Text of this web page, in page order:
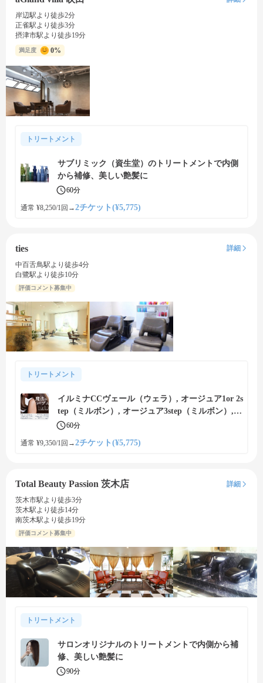
岸辺駅より徒歩2分
正雀駅より徒歩3分
摂津市駅より徒歩19分
満足度 0%
トリートメント
サブリミック（資生堂）のトリートメントで内側
から補修、美しい艶髪に
60分
通常 ¥8,250/1回 →2チケット(¥5,775)
ties
詳細
中百舌鳥駅より徒歩4分
白鷺駅より徒歩10分
評価コメント募集中
トリートメント
イルミナCCヴェール（ウェラ）, オージュア1or 2s
tep（ミルボン）, オージュア3step（ミルボン）,
オージュア4 or 5step（ミルボン）, グランドリン
プレミーク（コタ）のトリートメントで内側から
60分
通常 ¥9,350/1回 →2チケット(¥5,775)
Total Beauty Passion 茨木店
詳細
茨木市駅より徒歩3分
茨木駅より徒歩14分
南茨木駅より徒歩19分
評価コメント募集中
トリートメント
サロンオリジナルのトリートメントで内側から補
修、美しい艶髪に
90分